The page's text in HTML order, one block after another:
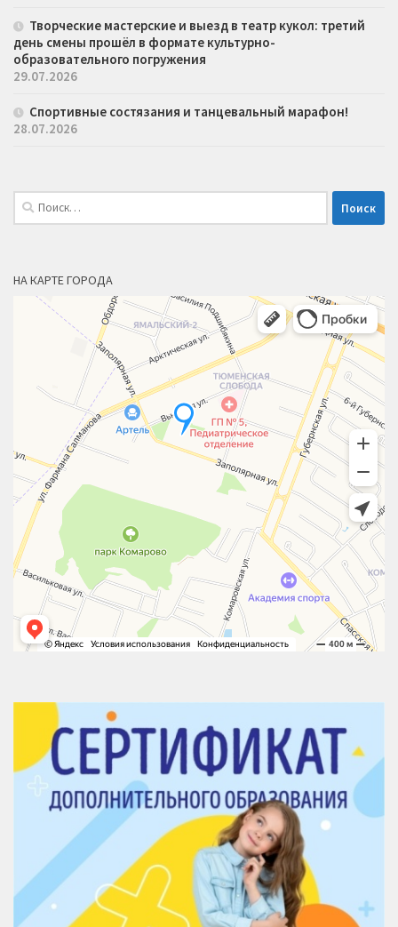
Творческие мастерские и выезд в театр кукол: третий
день смены прошёл в формате культурно-
образовательного погружения
29.07.2026
Спортивные состязания и танцевальный марафон!
28.07.2026
Найти:
НА КАРТЕ ГОРОДА